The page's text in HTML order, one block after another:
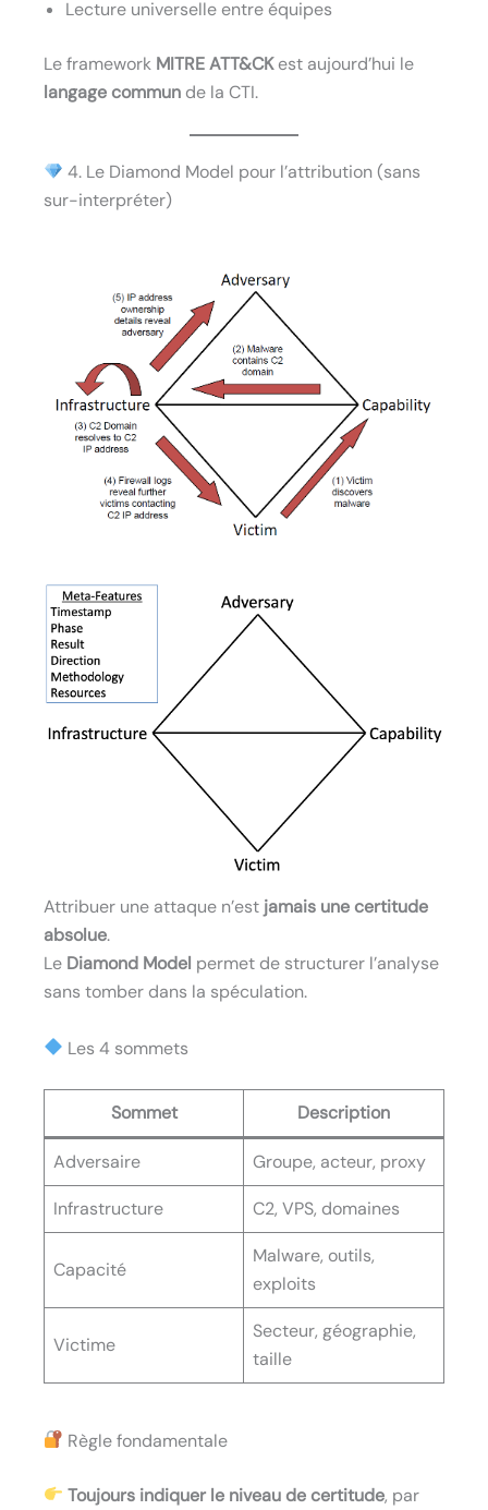
Lecture universelle entre équipes
Le framework MITRE ATT&CKest aujourd’hui le
langage commun de la CTI.
4. Le Diamond Model pour l’attribution (sans
sur-interpréter)
Attribuer une attaque n’est jamais une certitude
absolue.
Le Diamond Model permet de structurer l’analyse
sans tomber dans la spéculation.
Les 4 sommets
Sommet Description
Adversaire Groupe, acteur, proxy
Infrastructure C2, VPS, domaines
Capacité
Malware, outils,
exploits
Victime
Secteur, géographie,
taille
Règle fondamentale
Toujours indiquer le niveau de certitude, par